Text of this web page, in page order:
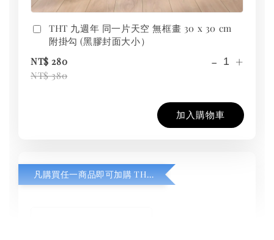
THT 九週年 同一片天空 無框畫 30 x 30 cm
附掛勾 (黑膠封面大小）
NT$ 280
NT$ 380
- +
加入購物車
凡購買任一商品即可加購 THT 九週年紀念 T-shirt